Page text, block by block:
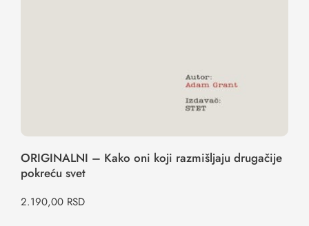
ORIGINALNI – Kako oni koji razmišljaju drugačije
pokreću svet
2.190,00 RSD